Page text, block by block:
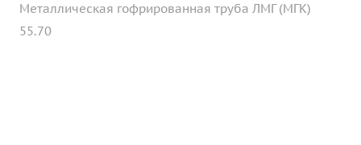
Металлическая гофрированная труба ЛМГ (МГК)
55.70